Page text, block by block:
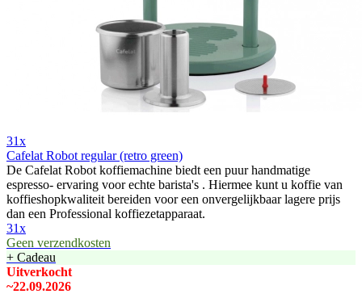
31x
Cafelat Robot regular (retro green)
De Cafelat Robot koffiemachine biedt een puur handmatige
espresso- ervaring voor echte barista's . Hiermee kunt u koffie van
koffieshopkwaliteit bereiden voor een onvergelijkbaar lagere prijs
dan een Professional koffiezetapparaat.
31x
Geen verzendkosten
+ Cadeau
Uitverkocht
~22.09.2026